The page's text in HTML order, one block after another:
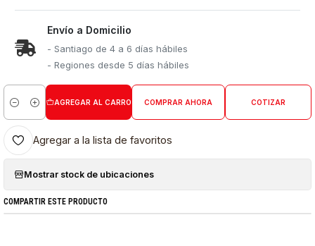
Envío a Domicilio
- Santiago de 4 a 6 días hábiles
- Regiones desde 5 días hábiles
Cantidad
AGREGAR AL CARRO COMPRAR AHORA COTIZAR
Agregar a la lista de favoritos
Mostrar stock de ubicaciones
COMPARTIR ESTE PRODUCTO